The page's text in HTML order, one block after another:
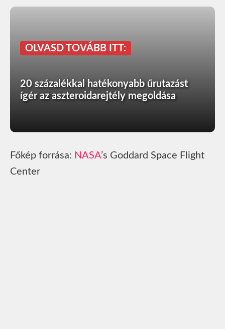
OLVASD TOVÁBB ITT:
20 százalékkal hatékonyabb űrutazást
ígér az aszteroidarejtély megoldása
Főkép forrása: NASA’s Goddard Space Flight
Center